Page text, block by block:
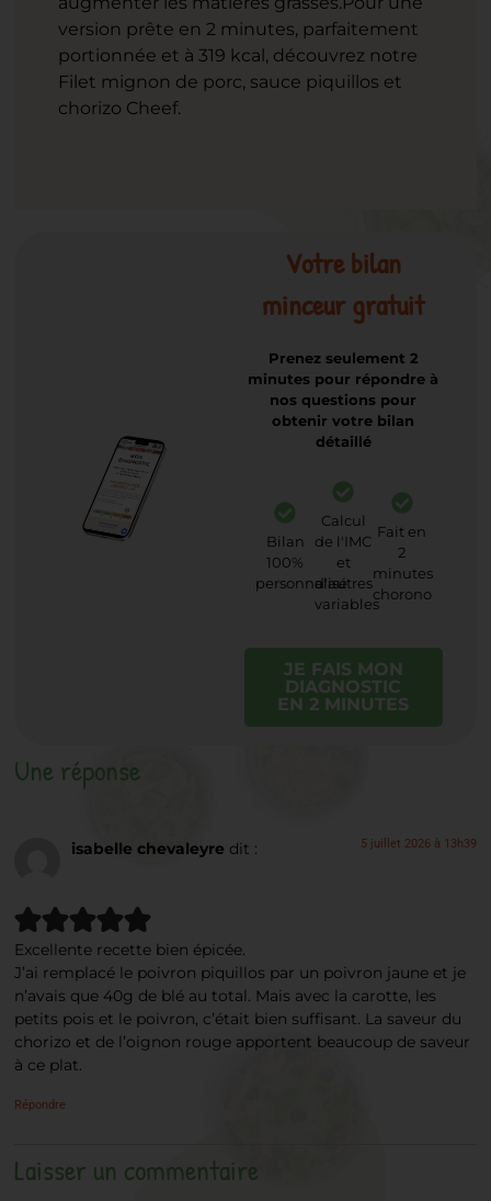
version prête en 2 minutes, parfaitement
portionnée et à 319 kcal, découvrez notre
Filet mignon de porc, sauce piquillos et
chorizo Cheef.
Votre bilan
minceur gratuit
Prenez seulement 2
minutes pour répondre à
nos questions pour
obtenir votre bilan
détaillé
Bilan
100%
personnalisé
Calcul
de l'IMC
et
d'autres
variables
Fait en
2
minutes
chorono
JE FAIS MON
DIAGNOSTIC
EN 2 MINUTES
Une réponse
isabelle chevaleyre dit : 5 juillet 2026 à 13h39
Excellente recette bien épicée.
J’ai remplacé le poivron piquillos par un poivron jaune et je
n’avais que 40g de blé au total. Mais avec la carotte, les
petits pois et le poivron, c’était bien suffisant. La saveur du
chorizo et de l’oignon rouge apportent beaucoup de saveur
à ce plat.
Répondre
Laisser un commentaire